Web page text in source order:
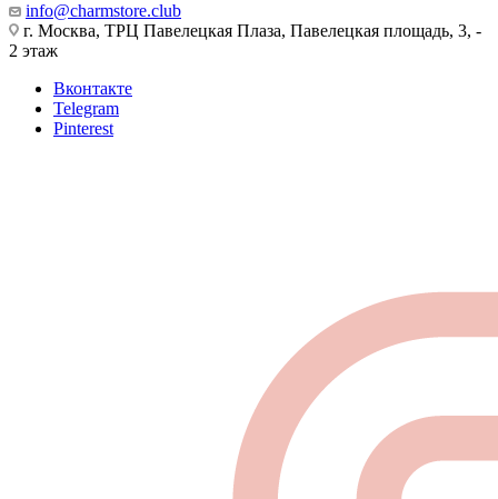
info@charmstore.club
г. Москва, ТРЦ Павелецкая Плаза, Павелецкая площадь, 3, -
2 этаж
Вконтакте
Telegram
Pinterest